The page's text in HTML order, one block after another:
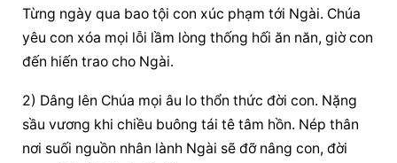
Từng ngày qua bao tội con xúc phạm tới Ngài. Chúa
yêu con xóa mọi lỗi lầm lòng thống hối ăn năn, giờ con
đến hiến trao cho Ngài.
2) Dâng lên Chúa mọi âu lo thổn thức đời con. Nặng
sầu vương khi chiều buông tái tê tâm hồn. Nép thân
nơi suối nguồn nhân lành Ngài sẽ đỡ nâng con, đời